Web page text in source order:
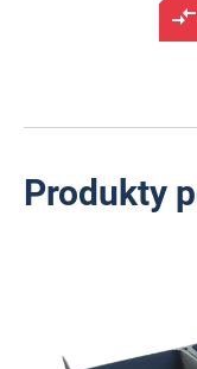
Produkty